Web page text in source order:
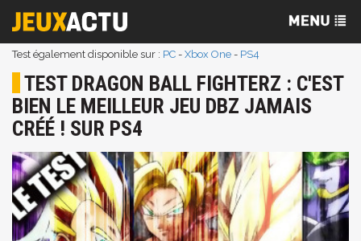
Test également disponible sur : PC - Xbox One - PS4
TEST DRAGON BALL FIGHTERZ : C'EST
BIEN LE MEILLEUR JEU DBZ JAMAIS
CRÉÉ ! SUR PS4